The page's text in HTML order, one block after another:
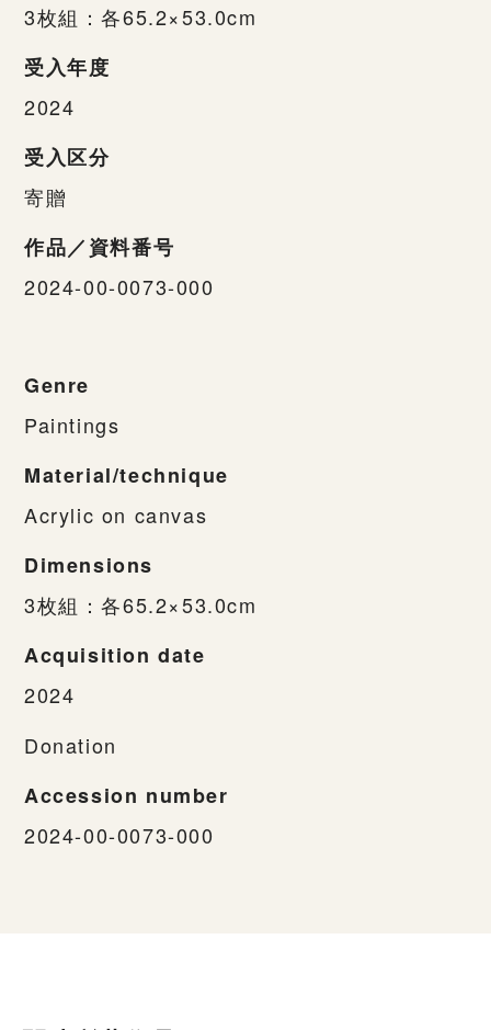
3枚組：各65.2×53.0cm
受入年度
2024
受入区分
寄贈
作品／資料番号
2024-00-0073-000
Genre
Paintings
Material/technique
Acrylic on canvas
Dimensions
3枚組：各65.2×53.0cm
Acquisition date
2024
Donation
Accession number
2024-00-0073-000